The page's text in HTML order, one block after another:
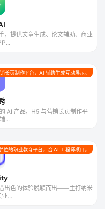
，提供文章生成、论文辅助、商业
长页制作平台，AI 辅助生成互动展示。
AI 产品，H5 与营销长页制作平
...
位的职业教育平台，含 AI 工程师项目。
出色的体验脱颖而出——主打纳米
业...